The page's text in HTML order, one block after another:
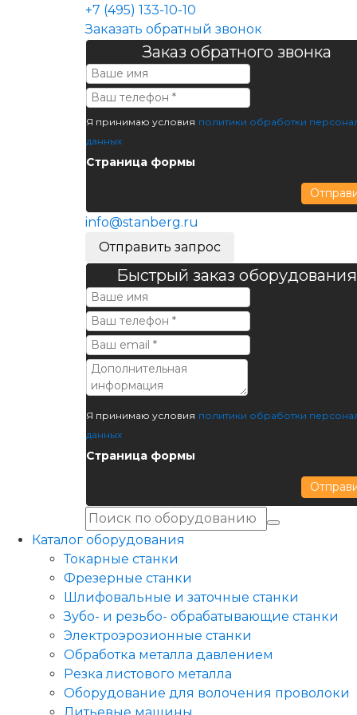
+7 (495) 133-10-10
Заказать обратный звонок
Заказ обратного звонка
Я принимаю условия политики обработки
данных
Страница формы
info@stanberg.ru
Отправить запрос
Быстрый заказ оборудования
Я принимаю условия политики обработки
данных
Страница формы
Каталог оборудования
Токарные станки
Фрезерные станки
Шлифовальные и заточные станки
Зубо- и резьбо- обрабатывающие станки
Электроэрозионные станки
Обработка металла давлением
Резка листового металла
Оборудование для волочения проволоки